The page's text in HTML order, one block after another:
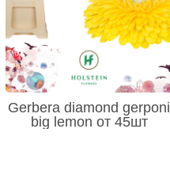
Gerbera diamond gerponi
big lemon от 45шт